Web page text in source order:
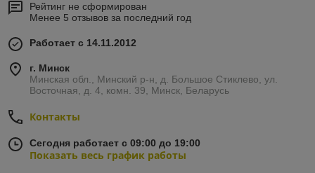
Рейтинг не сформирован
Менее 5 отзывов за последний год
Работает с 14.11.2012
г. Минск
Минская обл., Минский р-н, д. Большое Стиклево, ул.
Восточная, д. 4, комн. 39, Минск, Беларусь
Контакты
Сегодня работает с 09:00 до 19:00
Показать весь график работы